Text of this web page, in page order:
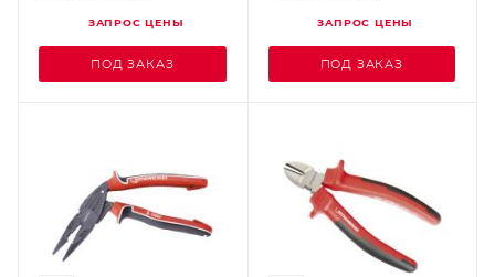
ЗАПРОС ЦЕНЫ
ПОД ЗАКАЗ
ЗАПРОС ЦЕНЫ
ПОД ЗАКАЗ